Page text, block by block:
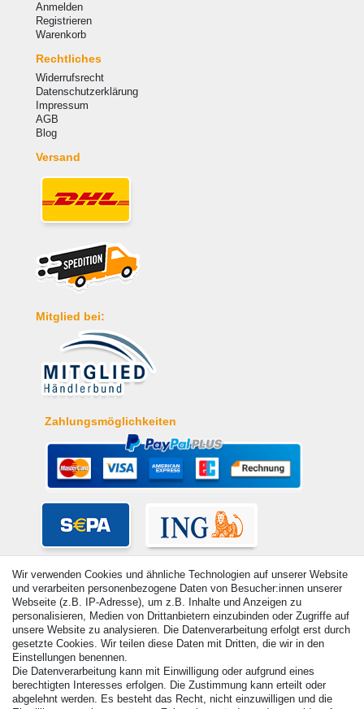
Anmelden
Registrieren
Warenkorb
Rechtliches
Widerrufsrecht
Datenschutzerklärung
Impressum
AGB
Blog
Versand
Mitglied bei:
Zahlungsmöglichkeiten
© Copyright 2026 | Alle Rechte vorbehalten. - Alle Rechte vorbehalten.
Wir verwenden Cookies und ähnliche Technologien auf unserer Website
und verarbeiten personenbezogene Daten von Besucher:innen unserer
Webseite (z.B. IP-Adresse), um z.B. Inhalte und Anzeigen zu
personalisieren, Medien von Drittanbietern einzubinden oder Zugriffe auf
unsere Website zu analysieren. Die Datenverarbeitung erfolgt erst durch
gesetzte Cookies. Wir teilen diese Daten mit Dritten, die wir in den
Einstellungen benennen.
Die Datenverarbeitung kann mit Einwilligung oder aufgrund eines
berechtigten Interesses erfolgen. Die Zustimmung kann erteilt oder
abgelehnt werden. Es besteht das Recht, nicht einzuwilligen und die